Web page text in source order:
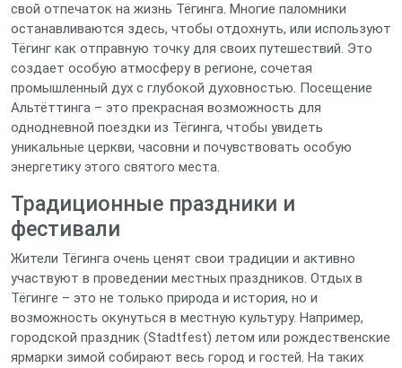
свой отпечаток на жизнь Тёгинга. Многие паломники
останавливаются здесь, чтобы отдохнуть, или используют
Тёгинг как отправную точку для своих путешествий. Это
создает особую атмосферу в регионе, сочетая
промышленный дух с глубокой духовностью. Посещение
Альтёттинга – это прекрасная возможность для
однодневной поездки из Тёгинга, чтобы увидеть
уникальные церкви, часовни и почувствовать особую
энергетику этого святого места.
Традиционные праздники и
фестивали
Жители Тёгинга очень ценят свои традиции и активно
участвуют в проведении местных праздников. Отдых в
Тёгинге – это не только природа и история, но и
возможность окунуться в местную культуру. Например,
городской праздник (Stadtfest) летом или рождественские
ярмарки зимой собирают весь город и гостей. На таких